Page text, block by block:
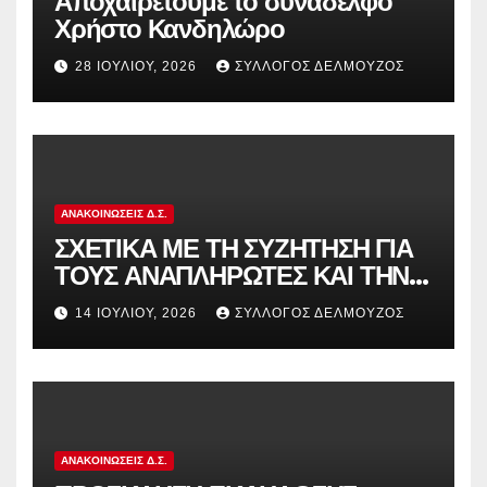
Χρήστο Κανδηλώρο
28 ΙΟΥΛΊΟΥ, 2026 ΣΎΛΛΟΓΟΣ ΔΕΛΜΟΎΖΟΣ
ΑΝΑΚΟΙΝΏΣΕΙΣ Δ.Σ.
ΣΧΕΤΙΚΑ ΜΕ ΤΗ ΣΥΖΗΤΗΣΗ ΓΙΑ
ΤΟΥΣ ΑΝΑΠΛΗΡΩΤΕΣ ΚΑΙ ΤΗΝ
ΠΑΡΑΠΟΜΠΗ ΤΗΣ ΕΛΛΑΔΑΣ
ΣΤΟ ΕΥΡΩΠΑΪΚΟ ΔΙΚΑΣΤΗΡΙΟ
14 ΙΟΥΛΊΟΥ, 2026 ΣΎΛΛΟΓΟΣ ΔΕΛΜΟΎΖΟΣ
ΑΝΑΚΟΙΝΏΣΕΙΣ Δ.Σ.